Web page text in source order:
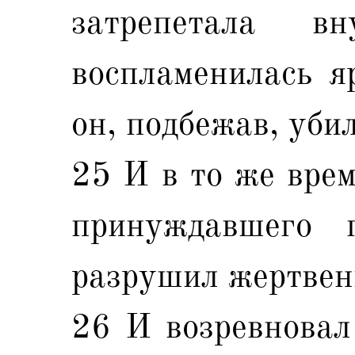
затрепетала
воспламенилась
он, подбежав,
25 И в то же
принуждавшего
разрушил
26 И